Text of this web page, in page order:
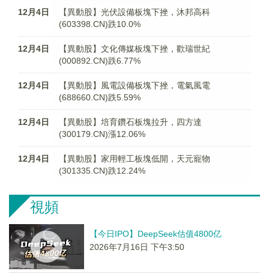
12月4日
【異動股】光伏設備板塊下挫，沐邦高科
(603398.CN)跌10.0%
12月4日
【異動股】文化傳媒板塊下挫，歡瑞世紀
(000892.CN)跌6.77%
12月4日
【異動股】風電設備板塊下挫，電氣風電
(688660.CN)跌5.59%
12月4日
【異動股】培育鑽石板塊拉升，四方達
(300179.CN)漲12.06%
12月4日
【異動股】家用輕工板塊低開，天元寵物
(301335.CN)跌12.24%
視頻
【今日IPO】DeepSeek估值4800亿
2026年7月16日 下午3:50